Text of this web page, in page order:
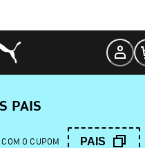
PAIS
O CUPOM PAIS